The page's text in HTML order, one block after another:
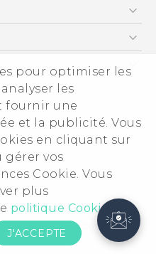
pour optimiser les
les
fournir une
et la publicité. Vous
en cliquant sur
gérer vos
Cookie. Vous
plus
politique Cookies ici.
J'ACCEPTE
Privacy@htc.com